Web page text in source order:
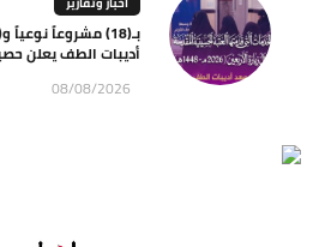
أديبات الطف يعلن
08/08/2026